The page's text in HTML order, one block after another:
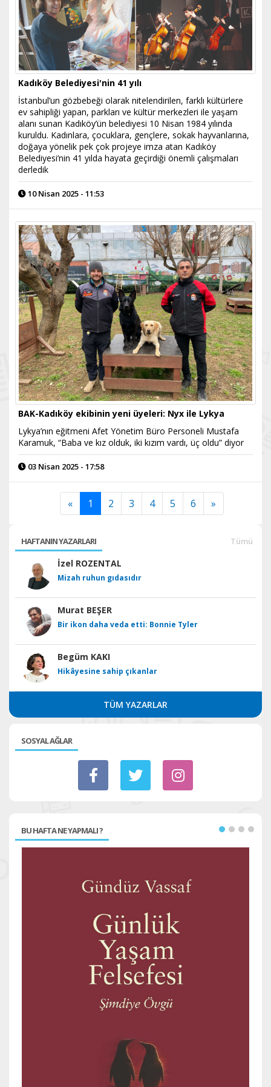
Kadıköy Belediyesi'nin 41 yılı
İstanbul’un gözbebeği olarak nitelendirilen, farklı kültürlere
ev sahipliği yapan, parkları ve kültür merkezleri ile yaşam
alanı sunan Kadıköy’ün belediyesi 10 Nisan 1984 yılında
kuruldu. Kadınlara, çocuklara, gençlere, sokak hayvanlarına,
doğaya yönelik pek çok projeye imza atan Kadıköy
Belediyesi’nin 41 yılda hayata geçirdiği önemli çalışmaları
derledik
10 Nisan 2025 - 11:53
BAK-Kadıköy ekibinin yeni üyeleri: Nyx ile Lykya
Lykya’nın eğitmeni Afet Yönetim Büro Personeli Mustafa
Karamuk, “Baba ve kız olduk, iki kızım vardı, üç oldu” diyor
03 Nisan 2025 - 17:58
« 1 2 3 4 5 6 »
HAFTANIN YAZARLARI Tümü
İzel ROZENTAL
Mizah ruhun gıdasıdır
Murat BEŞER
Bir ikon daha veda etti: Bonnie Tyler
Begüm KAKI
Hikâyesine sahip çıkanlar
TÜM YAZARLAR
SOSYAL AĞLAR
BU HAFTA NE YAPMALI ?